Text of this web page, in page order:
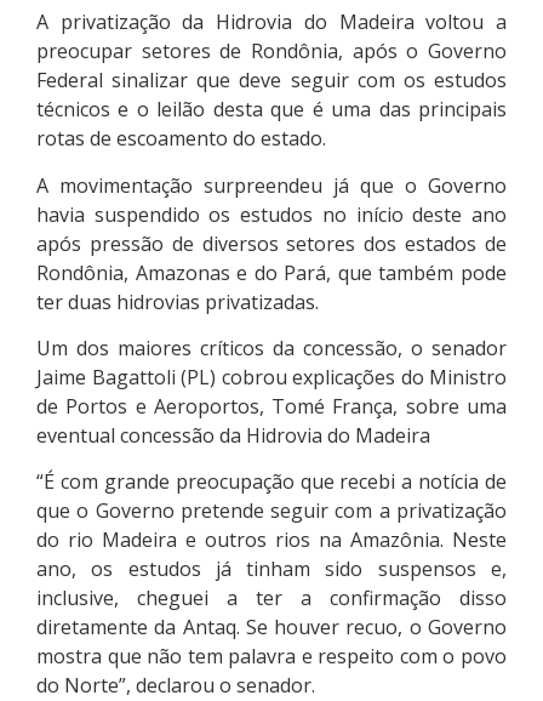
A privatização da Hidrovia do Madeira voltou a
preocupar setores de Rondônia, após o Governo
Federal sinalizar que deve seguir com os estudos
técnicos e o leilão desta que é uma das principais
rotas de escoamento do estado.
A movimentação surpreendeu já que o Governo
havia suspendido os estudos no início deste ano
após pressão de diversos setores dos estados de
Rondônia, Amazonas e do Pará, que também pode
ter duas hidrovias privatizadas.
Um dos maiores críticos da concessão, o senador
Jaime Bagattoli (PL) cobrou explicações do Ministro
de Portos e Aeroportos, Tomé França, sobre uma
eventual concessão da Hidrovia do Madeira
“É com grande preocupação que recebi a notícia de
que o Governo pretende seguir com a privatização
do rio Madeira e outros rios na Amazônia. Neste
ano, os estudos já tinham sido suspensos e,
inclusive, cheguei a ter a confirmação disso
diretamente da Antaq. Se houver recuo, o Governo
mostra que não tem palavra e respeito com o povo
do Norte”, declarou o senador.